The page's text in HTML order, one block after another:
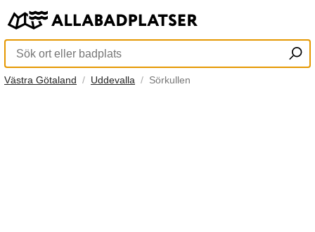
Västra Götaland Uddevalla Sörkullen